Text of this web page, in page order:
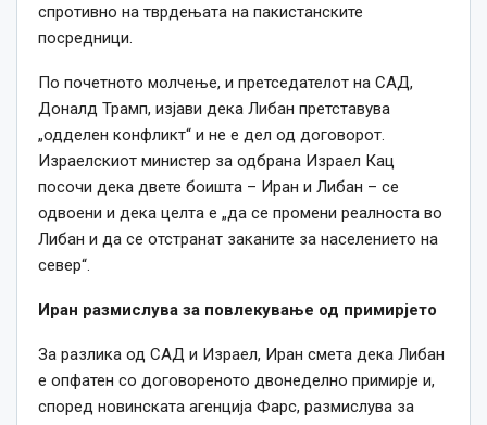
спротивно на тврдењата на пакистанските
посредници.
По почетното молчење, и претседателот на САД,
Доналд Трамп, изјави дека Либан претставува
„одделен конфликт“ и не е дел од договорот.
Израелскиот министер за одбрана Израел Кац
посочи дека двете боишта – Иран и Либан – се
одвоени и дека целта е „да се промени реалноста во
Либан и да се отстранат заканите за населението на
север“.
Иран размислува за повлекување од примирјето
За разлика од САД и Израел, Иран смета дека Либан
е опфатен со договореното двонеделно примирје и,
според новинската агенција Фарс, размислува за